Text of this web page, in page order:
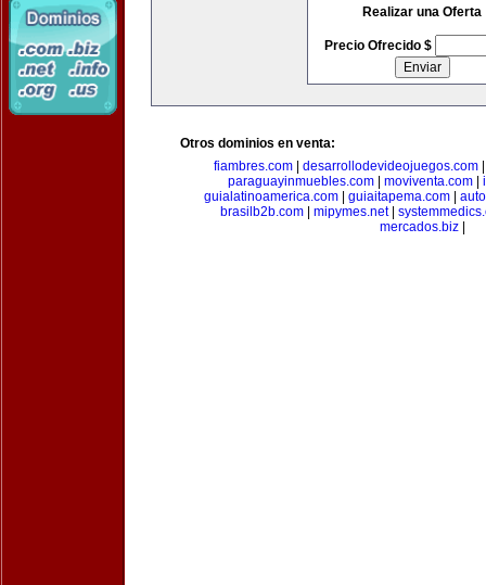
Realizar una Oferta
Precio Ofrecido $
Otros dominios en venta:
fiambres.com| desarrollodevideojuegos.com
paraguayinmuebles.com| moviventa.com|
guialatinoamerica.com
guiaitapema.com
brasilb2b.com
mipymes.net|
mercados.biz|